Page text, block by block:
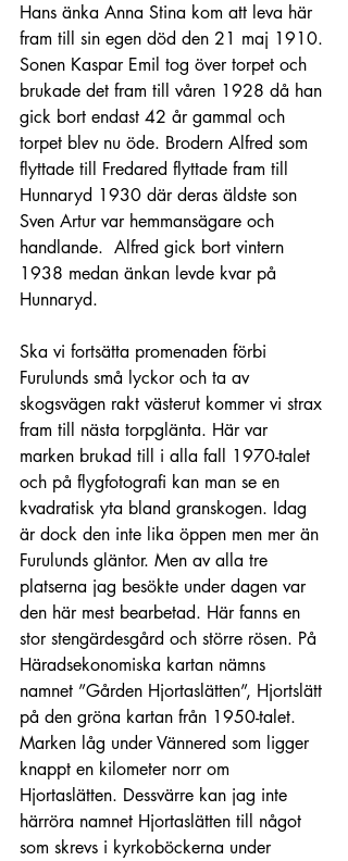
Hans änka Anna Stina kom att leva här
fram till sin egen död den 21 maj 1910.
Sonen Kaspar Emil tog över torpet och
brukade det fram till våren 1928 då han
gick bort endast 42 år gammal och
torpet blev nu öde. Brodern Alfred som
flyttade till Fredared flyttade fram till
Hunnaryd 1930 där deras äldste son
Sven Artur var hemmansägare och
handlande.  Alfred gick bort vintern
1938 medan änkan levde kvar på
Hunnaryd.
Ska vi fortsätta promenaden förbi
Furulunds små lyckor och ta av
skogsvägen rakt västerut kommer vi strax
fram till nästa torpglänta. Här var
marken brukad till i alla fall 1970-talet
och på flygfotografi kan man se en
kvadratisk yta bland granskogen. Idag
är dock den inte lika öppen men mer än
Furulunds gläntor. Men av alla tre
platserna jag besökte under dagen var
den här mest bearbetad. Här fanns en
stor stengärdesgård och större rösen. På
Häradsekonomiska kartan nämns
namnet ”Gården Hjortaslätten”, Hjortslätt
på den gröna kartan från 1950-talet.
Marken låg under Vännered som ligger
knappt en kilometer norr om
Hjortaslätten. Dessvärre kan jag inte
härröra namnet Hjortaslätten till något
som skrevs i kyrkoböckerna under